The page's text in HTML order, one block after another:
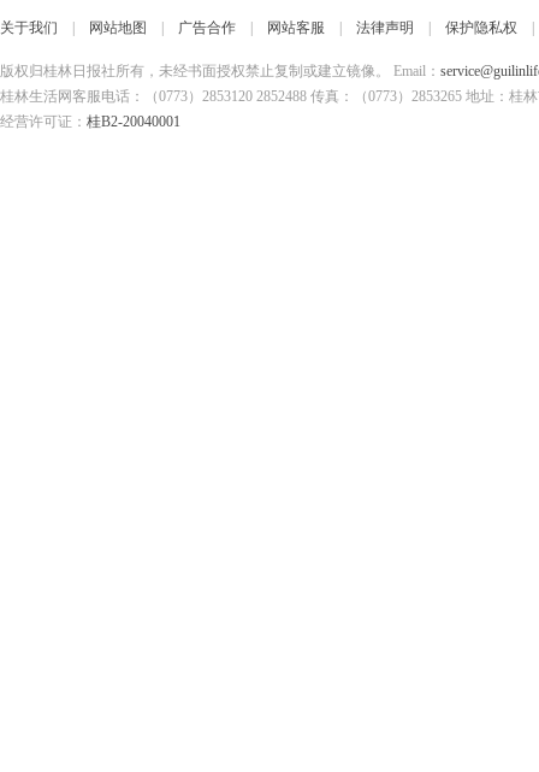
关于我们 网站地图 广告合作 网站客服 法律声明 保护隐私权
版权归桂林日报社所有，未经书面授权禁止复制或建立镜像。 Email：
桂林生活网客服电话：（0773）2853120 2852488 传真：（0773）2853265 地址：
经营许可证： 桂B2-20040001